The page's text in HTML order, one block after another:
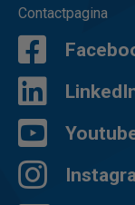
Contactpagina